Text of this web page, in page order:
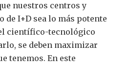
nuestros centros y
de I+D sea lo más potente
científico-tecnológico
se deben maximizar
tenemos. En este